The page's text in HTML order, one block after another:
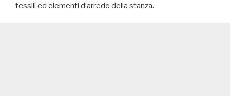
tessili ed elementi d’arredo della stanza.